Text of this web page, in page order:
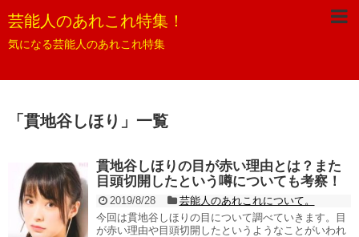
芸能人のあれこれ特集！
気になる芸能人のあれこれ特集
「 貫地谷しほり 」 一覧
貫地谷しほりの目が赤い理由とは？また
目頭切開したという噂についても考察！
2019/8/28
芸能人のあれこれについて。
今回は貫地谷しほりの目について調べていきます。目
が赤い理由や目頭切開したというようなことがいわれ